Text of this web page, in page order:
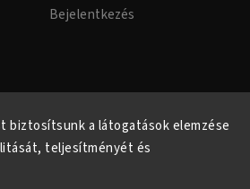
biztosítsunk a látogatások elemzése
teljesítményét és
Bejelentkezés